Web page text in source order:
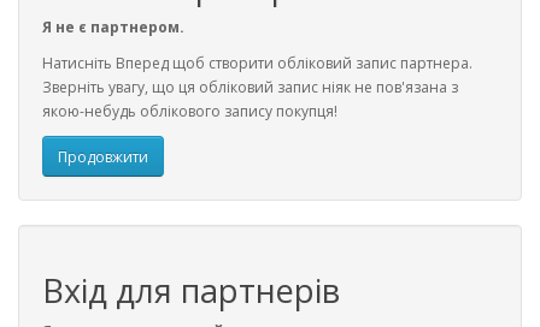
Я не є партнером.
Натисніть Вперед щоб створити обліковий запис партнера.
Зверніть увагу, що ця обліковий запис ніяк не пов'язана з
якою-небудь облікового запису покупця!
Продовжити
Вхід для партнерів